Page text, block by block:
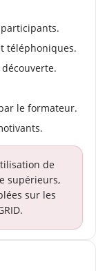
téléphoniques.
le formateur.
de
supérieurs,
sur les